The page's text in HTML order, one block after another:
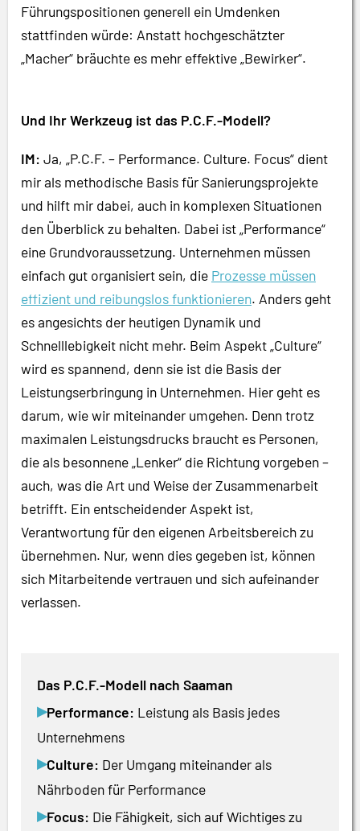
Führungspositionen generell ein Umdenken
stattfinden würde: Anstatt hochgeschätzter
„Macher“ bräuchte es mehr effektive „Bewirker“.
Und Ihr Werkzeug ist das P.C.F.-Modell?
IM: Ja, „P.C.F. – Performance. Culture. Focus“ dient
mir als methodische Basis für Sanierungsprojekte
und hilft mir dabei, auch in komplexen Situationen
den Überblick zu behalten. Dabei ist „Performance“
eine Grundvoraussetzung. Unternehmen müssen
einfach gut organisiert sein, die Prozesse müssen
effizient und reibungslos funktionieren. Anders geht
es angesichts der heutigen Dynamik und
Schnelllebigkeit nicht mehr. Beim Aspekt „Culture“
wird es spannend, denn sie ist die Basis der
Leistungserbringung in Unternehmen. Hier geht es
darum, wie wir miteinander umgehen. Denn trotz
maximalen Leistungsdrucks braucht es Personen,
die als besonnene „Lenker“ die Richtung vorgeben –
auch, was die Art und Weise der Zusammenarbeit
betrifft. Ein entscheidender Aspekt ist,
Verantwortung für den eigenen Arbeitsbereich zu
übernehmen. Nur, wenn dies gegeben ist, können
sich Mitarbeitende vertrauen und sich aufeinander
verlassen.
Das P.C.F.-Modell nach Saaman
▸Performance: Leistung als Basis jedes
Unternehmens
▸Culture: Der Umgang miteinander als
Nährboden für Performance
▸Focus: Die Fähigkeit, sich auf Wichtiges zu